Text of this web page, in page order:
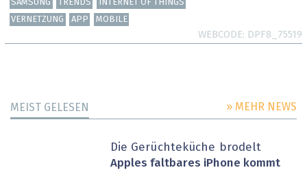
SAMSUNG TRENDS
INTERNET OF THINGS
VERNETZUNG
APP MOBILE
WEBCODE DPF8_75519
MEIST GELESEN » MEHR NEWS
Die Gerüchteküche brodelt
Apples faltbares iPhone kommt